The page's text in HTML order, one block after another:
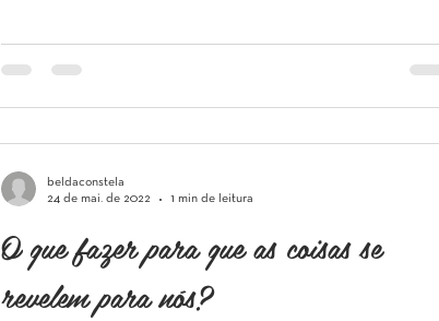
O que fazer para que as coisas se
revelem para nós?
beldaconstela
24 de mai. de 2022
1 min de leitura